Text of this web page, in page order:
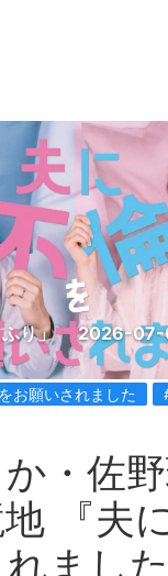
り」 2026-07-
お願いされました
・佐
『夫
まし